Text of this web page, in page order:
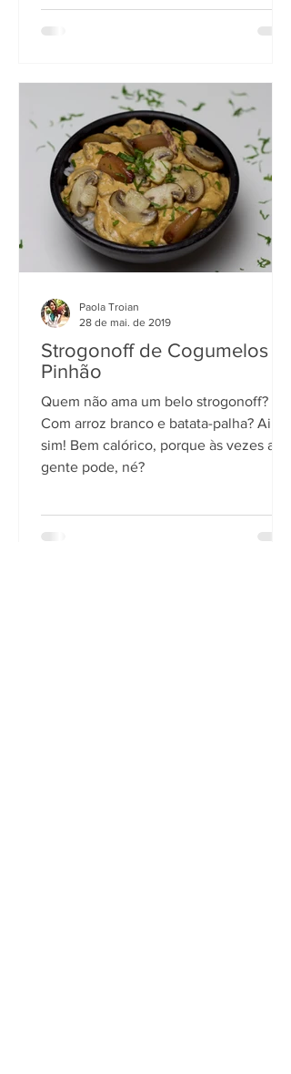
Strogonoff de Cogumelos e
Pinhão
Quem não ama um belo strogonoff?
Com arroz branco e batata-palha? Ai,
sim! Bem calórico, porque às vezes a
gente pode, né?
Paola Troian
28 de mai. de 2019